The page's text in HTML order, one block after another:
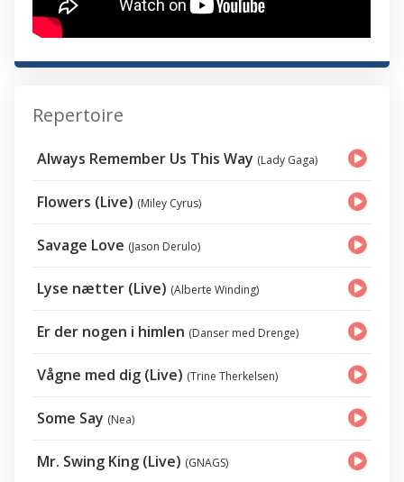
Repertoire
Always Remember Us This Way (Lady Gaga)
Flowers (Live) (Miley Cyrus)
Savage Love (Jason Derulo)
Lyse nætter (Live) (Alberte Winding)
Er der nogen i himlen (Danser med Drenge)
Vågne med dig (Live) (Trine Therkelsen)
Some Say (Nea)
Mr. Swing King (Live) (GNAGS)